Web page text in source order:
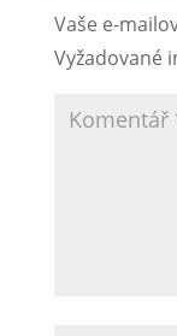
Vaše e-
Vyžadované